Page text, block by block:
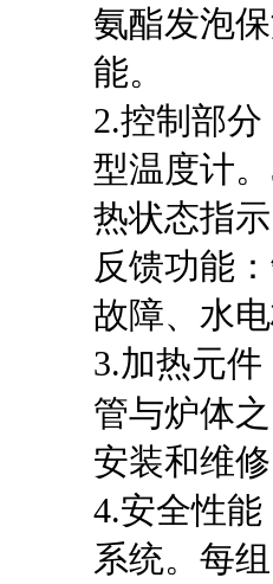
氨酯发泡
能。
2.控制部
型温度计
热状态指
反馈功能
故障、水
3.加热元
管与炉体
安装和维
4.安全性
系统。每